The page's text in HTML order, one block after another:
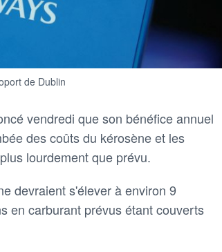
de Dublin
​vendredi que son bénéfice annuel
​des coûts du kérosène et les
lourdement ⁠que prévu.
devraient s'élever à environ 9
⁠en carburant prévus étant couverts